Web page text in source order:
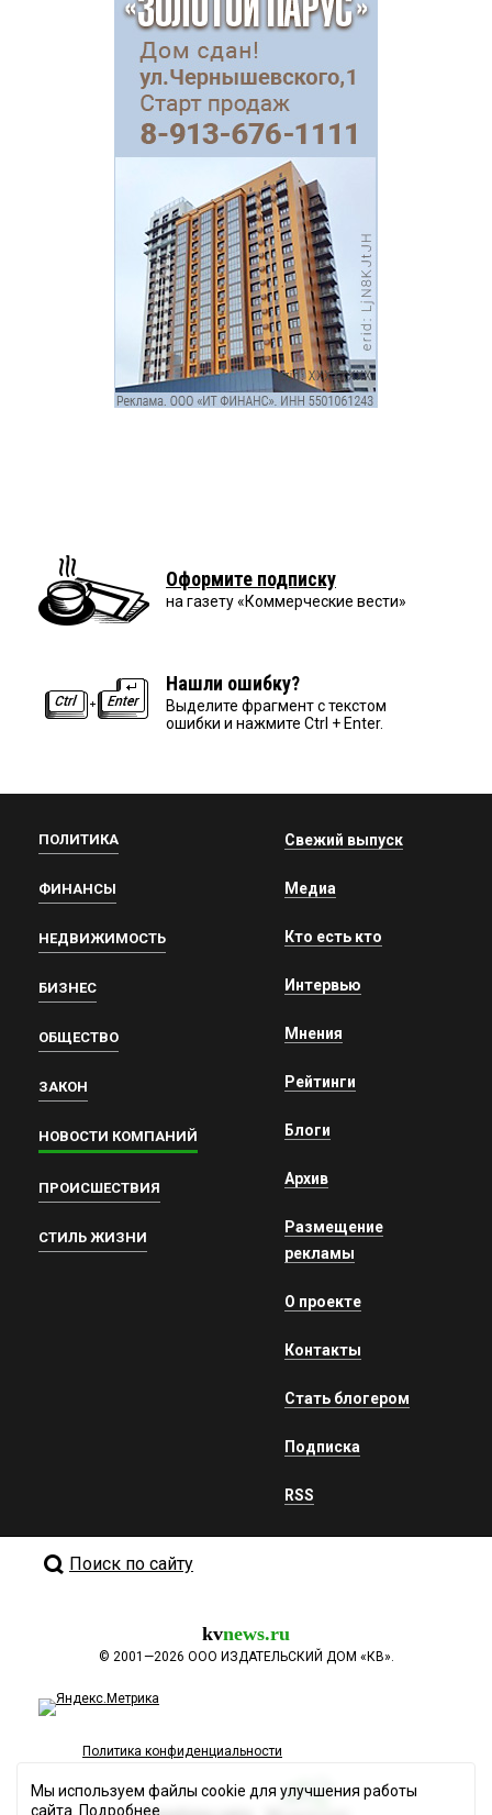
Оформите подписку
на газету «Коммерческие вести»
Нашли ошибку?
Выделите фрагмент с текстом
ошибки и нажмите Ctrl + Enter.
ПОЛИТИКА
ФИНАНСЫ
НЕДВИЖИМОСТЬ
БИЗНЕС
ОБЩЕСТВО
ЗАКОН
НОВОСТИ КОМПАНИЙ
ПРОИСШЕСТВИЯ
СТИЛЬ ЖИЗНИ
Свежий выпуск
Медиа
Кто есть кто
Интервью
Мнения
Рейтинги
Блоги
Архив
Размещение
рекламы
О проекте
Контакты
Стать блогером
Подписка
RSS
Поиск по сайту
kvnews.ru
© 2001—2026 ООО ИЗДАТЕЛЬСКИЙ ДОМ «КВ».
Политика конфиденциальности
Мы используем файлы cookie для улучшения работы
сайта. Подробнее